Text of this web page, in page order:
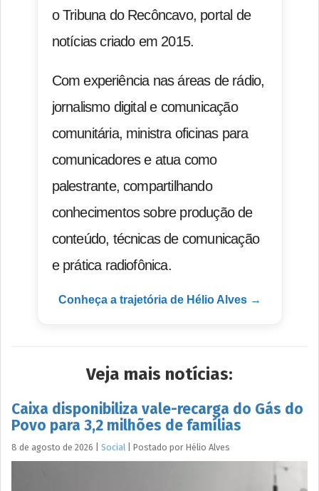
o Tribuna do Recôncavo, portal de
notícias criado em 2015.
Com experiência nas áreas de rádio,
jornalismo digital e comunicação
comunitária, ministra oficinas para
comunicadores e atua como
palestrante, compartilhando
conhecimentos sobre produção de
conteúdo, técnicas de comunicação
e prática radiofônica.
Conheça a trajetória de Hélio Alves →
Veja mais notícias:
Caixa disponibiliza vale-recarga do Gás do
Povo para 3,2 milhões de famílias
8 de agosto de 2026 Social Postado por Hélio Alves